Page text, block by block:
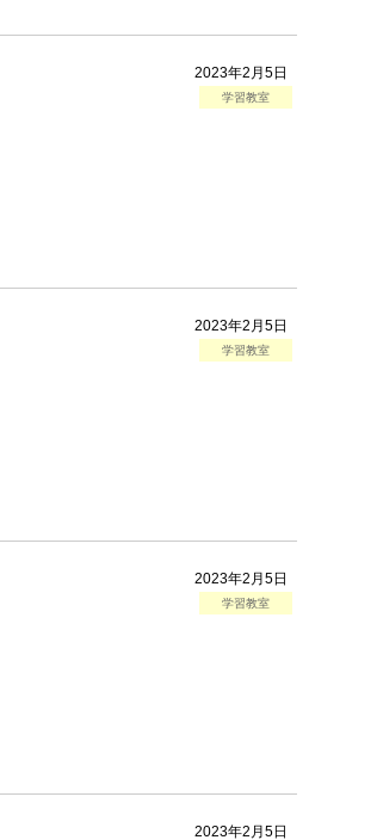
2023年2月5日
学習教室
2023年2月5日
学習教室
2023年2月5日
学習教室
2023年2月5日